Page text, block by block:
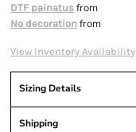
DTF painatus from
No decoration from
View Inventory Availability
Sizing Details
Shipping